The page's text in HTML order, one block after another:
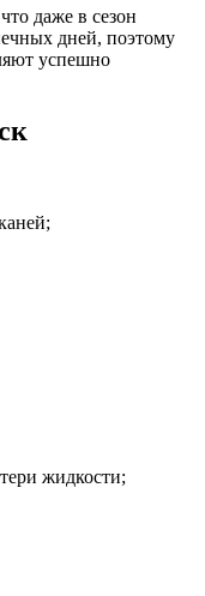
даже в сезон
дней, поэтому
успешно
жидкости;